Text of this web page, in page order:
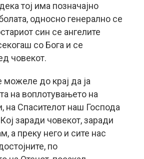
тој има позначајно
односно генерално се
син се ангелите
со Бога и се
човекот.
можеле до крај да ја
на воплотувањето на
на Спасителот наш Господа
заради човекот, заради
а преку него и сите нас
по